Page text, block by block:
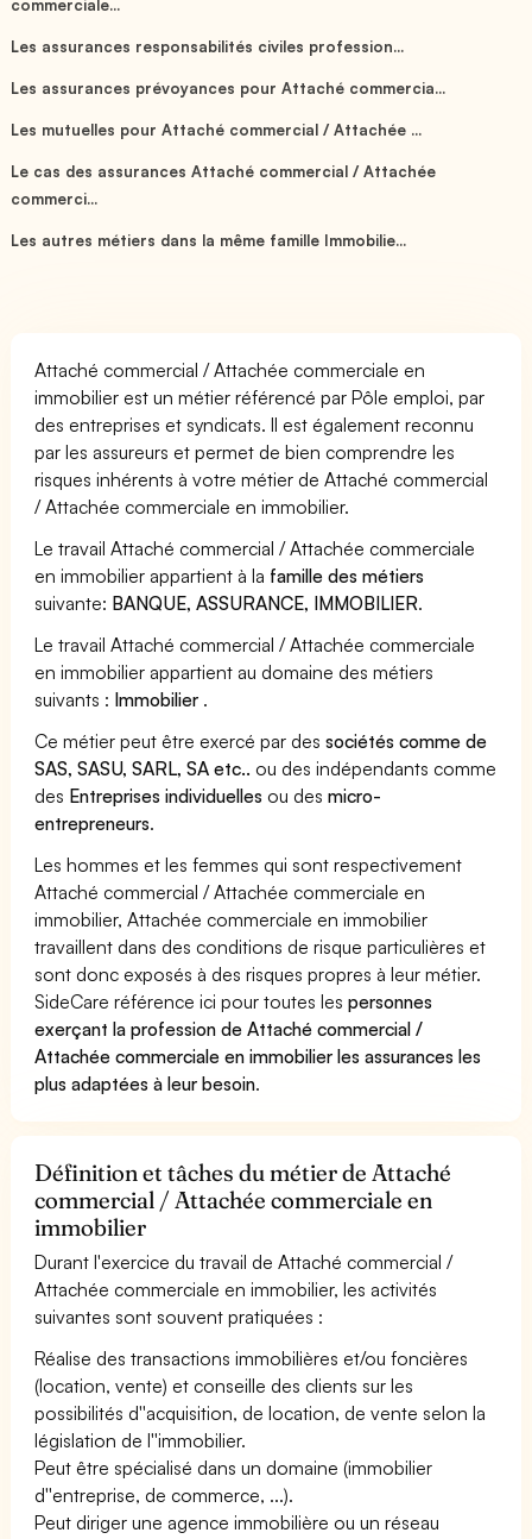
commerciale...
Les assurances responsabilités civiles profession...
Les assurances prévoyances pour Attaché commercia...
Les mutuelles pour Attaché commercial / Attachée ...
Le cas des assurances Attaché commercial / Attachée
commerci...
Les autres métiers dans la même famille Immobilie...
Attaché commercial / Attachée commerciale en
immobilier est un métier référencé par Pôle emploi, par
des entreprises et syndicats. Il est également reconnu
par les assureurs et permet de bien comprendre les
risques inhérents à votre métier de Attaché commercial
/ Attachée commerciale en immobilier.
Le travail Attaché commercial / Attachée commerciale
en immobilier appartient à la famille des métiers
suivante: BANQUE, ASSURANCE, IMMOBILIER.
Le travail Attaché commercial / Attachée commerciale
en immobilier appartient au domaine des métiers
suivants : Immobilier .
Ce métier peut être exercé par dessociétés comme de
SAS, SASU, SARL, SA etc.. ou des indépendants comme
des Entreprises individuelles ou desmicro-
entrepreneurs.
Les hommes et les femmes qui sont respectivement
Attaché commercial / Attachée commerciale en
immobilier, Attachée commerciale en immobilier
travaillent dans des conditions de risque particulières et
sont donc exposés à des risques propres à leur métier.
SideCare référence ici pour toutes lespersonnes
exerçant la profession de Attaché commercial /
Attachée commerciale en immobilier les assurances les
plus adaptées à leur besoin.
Définition et tâches du métier de Attaché
commercial / Attachée commerciale en
immobilier
Durant l'exercice du travail de Attaché commercial /
Attachée commerciale en immobilier, les activités
suivantes sont souvent pratiquées :
Réalise des transactions immobilières et/ou foncières
(location, vente) et conseille des clients sur les
possibilités d''acquisition, de location, de vente selon la
législation de l''immobilier.
Peut être spécialisé dans un domaine (immobilier
d''entreprise, de commerce, ...).
Peut diriger une agence immobilière ou un réseau